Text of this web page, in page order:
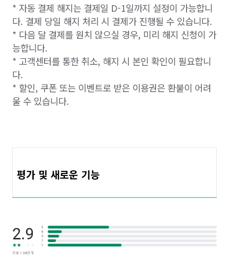
* 자동 결제 해지는 결제일 D-1일까지 설정이 가능합니
다. 결제 당일 해지 처리 시 결제가 진행될 수 있습니다.
* 다음 달 결제를 원치 않으실 경우, 미리 해지 신청이 가
능합니다.
* 고객센터를 통한 취소, 해지 시 본인 확인이 필요합니
다.
* 할인, 쿠폰 또는 이벤트로 받은 이용권은 환불이 어려
울 수 있습니다.
평가 및 새로운 기능